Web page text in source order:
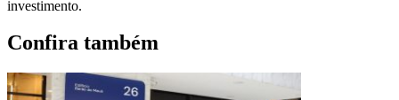
investimento.
Confira também